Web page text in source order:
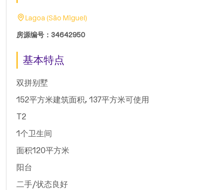
Lagoa (São Miguel)
房源编号：34642950
基本特点
双拼别墅
152平方米建筑面积, 137平方米可使用
T2
1个卫生间
面积120平方米
阳台
二手/状态良好